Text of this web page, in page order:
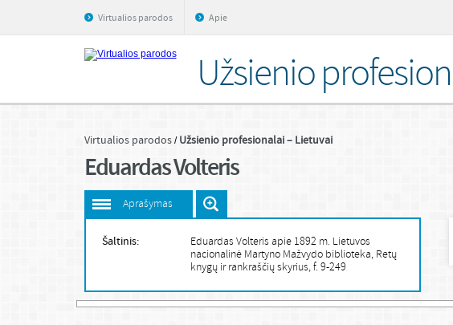
Virtualios parodos Apie
Užsienio
Virtualios parodos Užsienio profesionalai – Lietuvai
Eduardas Volteris
Aprašymas
Šaltinis:
Eduardas Volteris apie 1892 m. Lietuvos
nacionalinė Martyno Mažvydo biblioteka, Retų
knygų ir rankraščių skyrius, f. 9-249